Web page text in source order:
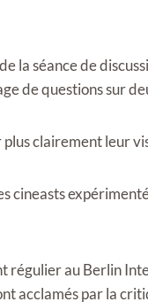
la séance de
de questions sur
clairement leur
cineasts
régulier au Berlin
acclamés par la